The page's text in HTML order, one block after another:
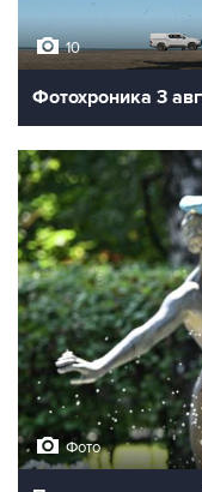
10
Фотохроника 3
Фото